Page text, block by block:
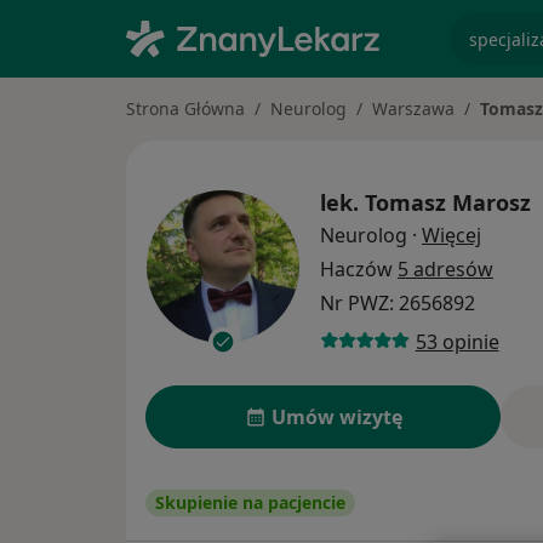
Strona Główna Neurolog Warszawa
lek. Tomasz Marosz
Neurolog · Więcej
Haczów 5 adresów
Nr PWZ: 2656892
53 opinie
Umów wizytę
Skupienie na pacjencie